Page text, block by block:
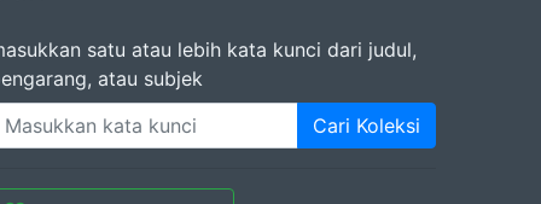
satu atau lebih kata kunci dari judul,
atau subjek
Cari Koleksi